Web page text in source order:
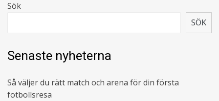
Sök
SÖK
Senaste nyheterna
Så väljer du rätt match och arena för din första
fotbollsresa